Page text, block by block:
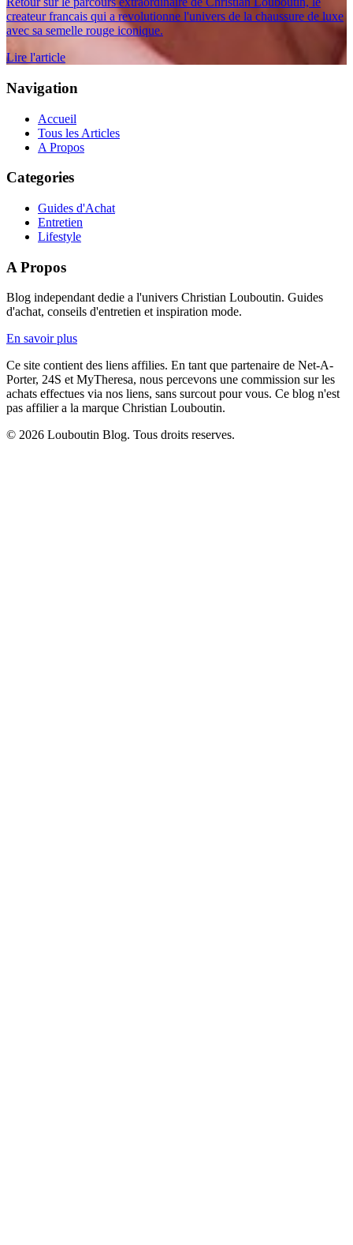
createur francais qui a revolutionne l'univers de la chaussure de luxe
avec sa semelle rouge iconique.
Lire l'article
Navigation
Accueil
Tous les Articles
A Propos
Categories
Guides d'Achat
Entretien
Lifestyle
A Propos
Blog independant dedie a l'univers Christian Louboutin. Guides
d'achat, conseils d'entretien et inspiration mode.
En savoir plus
Ce site contient des liens affilies. En tant que partenaire de Net-A-
Porter, 24S et MyTheresa, nous percevons une commission sur les
achats effectues via nos liens, sans surcout pour vous. Ce blog n'est
pas affilier a la marque Christian Louboutin.
© 2026 Louboutin Blog. Tous droits reserves.